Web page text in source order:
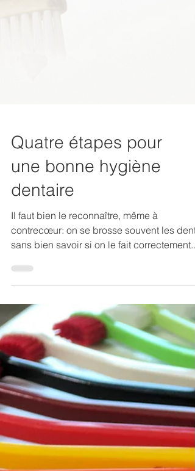
Quatre étapes pour
une bonne hygiène
dentaire
Il faut bien le reconnaître, même à
contrecœur: on se brosse souvent les dents
sans bien savoir si on le fait correctement.
Mais cette...